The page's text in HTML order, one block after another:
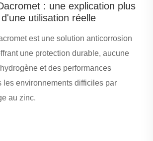
: une explication plus
utilisation réelle
est une solution anticorrosion
une protection durable, aucune
et des performances
les environnements difficiles par
au zinc.